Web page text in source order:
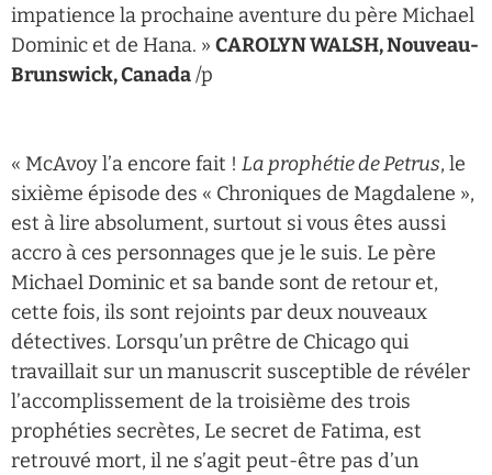
impatience la prochaine aventure du père Michael
Dominic et de Hana. » CAROLYN WALSH, Nouveau-
Brunswick, Canada/p
« McAvoy l’a encore fait ! La prophétie de Petrus, le
sixième épisode des « Chroniques de Magdalene »,
est à lire absolument, surtout si vous êtes aussi
accro à ces personnages que je le suis. Le père
Michael Dominic et sa bande sont de retour et,
cette fois, ils sont rejoints par deux nouveaux
détectives. Lorsqu’un prêtre de Chicago qui
travaillait sur un manuscrit susceptible de révéler
l’accomplissement de la troisième des trois
prophéties secrètes, Le secret de Fatima, est
retrouvé mort, il ne s’agit peut-être pas d’un